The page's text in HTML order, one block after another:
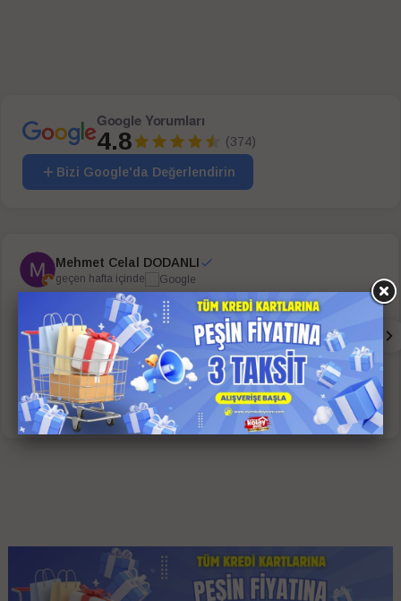
Google Yorumları
4.8 (374)
Bizi Google'da Değerlendirin
Mehmet Celal DODANLI
geçen hafta içinde
Sorunsuz bir alışveriş oldu. Whatsap grubu her aşamada
bilgilendirdi. Sadece ups kargo 4 günde getirdi.